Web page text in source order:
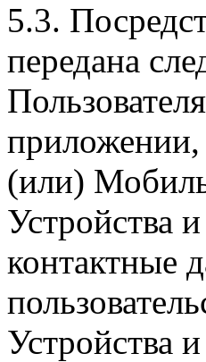
5.3.
передана
приложении,
(или)
Устройства
контактные
Устройства